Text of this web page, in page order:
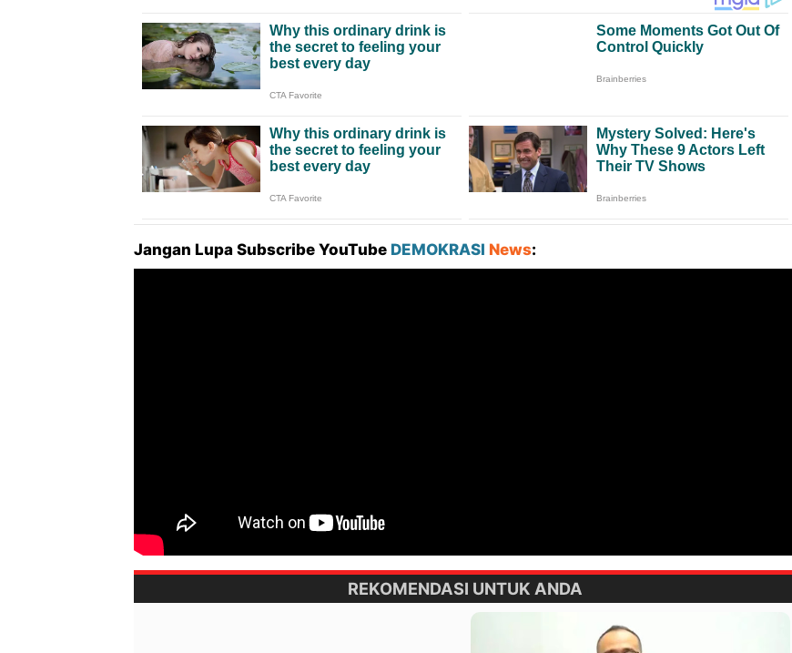
Jangan Lupa Subscribe YouTube DEMOKRASI News:
REKOMENDASI UNTUK ANDA